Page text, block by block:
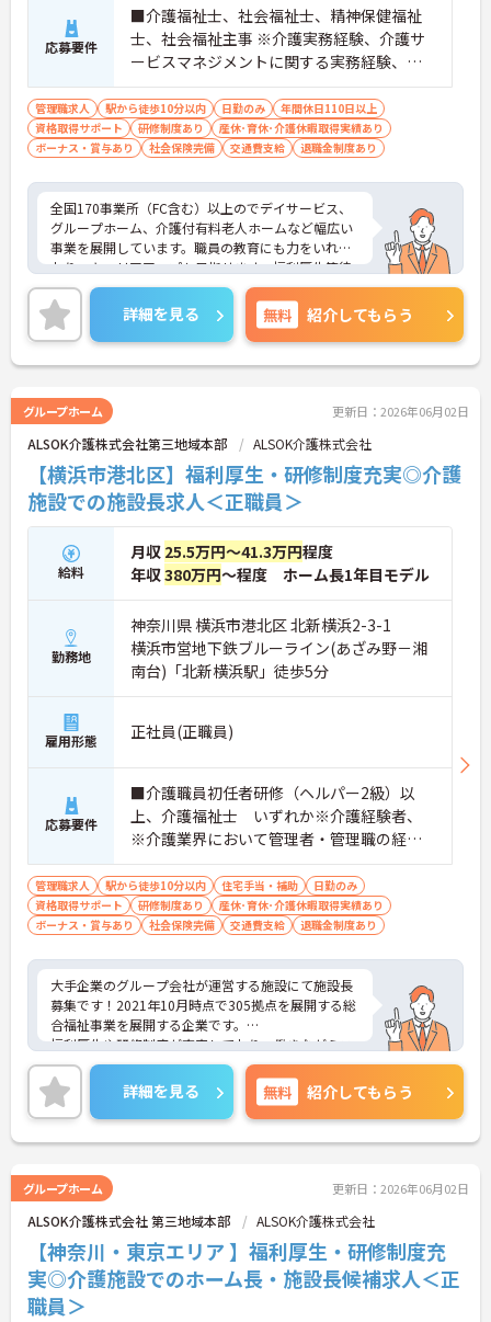
・年間休日110日のほかご自身の誕生月に1日取得で
きる誕生日休暇があります ・産休育休や子どもの看
護休暇などライフステージの変化に合わせて柔軟に
【手厚いサポートとキャリアアップ体制】
・入職後は既存施設にて業務の流れを学べる現場研
修があるため安心して就業できます
・働きながら上位資格を目指せる費用全額負担の資
格取得支援制度があります ・施設長としてスタッフ
採用や運営管理など経営に近いポジションでご活躍
いただけます
応募要件
■介護福祉士、社会福祉士、精神保健福祉
士、社会福祉主事 ※介護実務経験、介護サ
ービスマネジメントに関する実務経験、運
営マネジメントに関する実務経験、チーム
マネジメントに関する実務経験必須 ■普通
自動車運転免許（AT可）必須
管理職求人 駅から徒歩10分以内 日勤のみ
年間休日110日以上
資格取得サポート
研修制度あり
産休･育休･介護休暇取得実績あり
ボーナス・賞与あり
社会保険完備 交通費支給 退職金制度あり
全国170事業所（FC含む）以上のでデイサービス、
グループホーム、介護付有料老人ホームなど幅広い
事業を展開しています。職員の教育にも力をいれて
おり、キャリアアップも目指せます。福利厚生等待
遇面の良さも魅力の一つ！ご興味のある方には、面
接対策ポイントなど、さらに詳細をお話しいたしま
すのでお気軽にご相談ください！
詳細を見る 無料 紹介してもらう
グループホーム 更新日：2026年06月02日
ALSOK介護株式会社第三地域本部 ALSOK介護株式会社
【横浜市港北区】福利厚生・研修制度充実◎介護
施設での施設長求人＜正職員＞
給料
月収 25.5万円～41.3万円程度
年収380万円～程度 ホーム長1年目モデル
勤務地
神奈川県 横浜市港北区 北新横浜2-3-1
横浜市営地下鉄ブルーライン(あざみ野－湘
南台)「北新横浜駅」徒歩5分
雇用形態 正社員(正職員)
応募要件
■介護職員初任者研修（ヘルパー2級）以
上、介護福祉士 いずれか※介護経験者、
※介護業界において管理者・管理職の経験
ある方、介護福祉士をお持ちの方、他社に
おいて施設長経験者歓迎 ■普通自動車運転
免許（AT限定可）お持ちの方歓迎
管理職求人 駅から徒歩10分以内 住宅手当・補助
日勤のみ
資格取得サポート
研修制度あり
産休･育休･介護休暇取得実績あり
ボーナス・賞与あり
社会保険完備 交通費支給 退職金制度あり
大手企業のグループ会社が運営する施設にて施設長
募集です！2021年10月時点で305拠点を展開する総
合福祉事業を展開する企業です。
福利厚生や研修制度が充実しており、働きながらス
キルアップ・キャリアップが可能！WLBも大切にし
ていますので、長く働きやすい環境が整っていま
す。
ご興味ある方には、面接対策ポイントなど、さらに
詳細をお話しいたしますのでお気軽にご相談くださ
詳細を見る 無料 紹介してもらう
グループホーム 更新日：2026年06月02日
ALSOK介護株式会社 第三地域本部 ALSOK介護株式会社
【神奈川・東京エリア 】福利厚生・研修制度充
実◎介護施設でのホーム長・施設長候補求人＜正
職員＞